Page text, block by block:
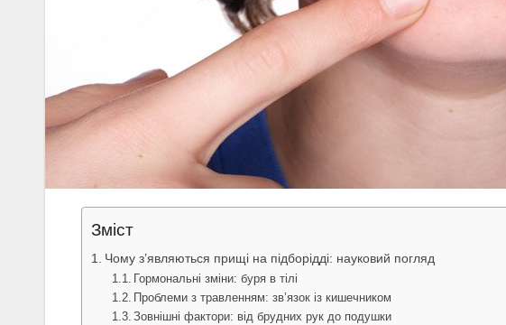
Зміст
Чому з’являються прищі на підборідді: науковий погляд
Гормональні зміни: буря в тілі
Проблеми з травленням: зв’язок із кишечником
Зовнішні фактори: від брудних рук до подушки